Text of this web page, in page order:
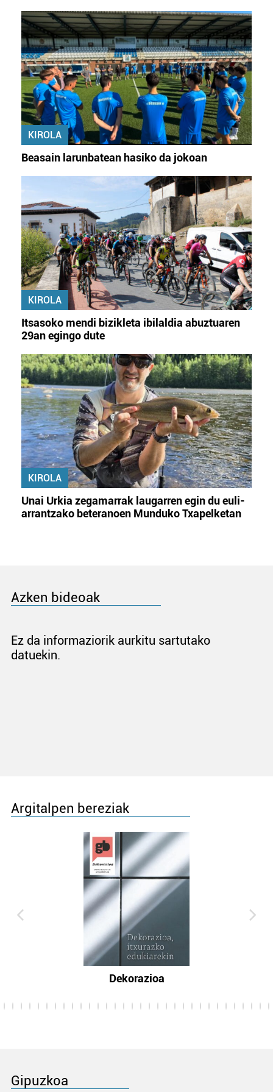
KIROLA
Beasain larunbatean hasiko da jokoan
KIROLA
Itsasoko mendi bizikleta ibilaldia abuztuaren
29an egingo dute
KIROLA
Unai Urkia zegamarrak laugarren egin du euli-
arrantzako beteranoen Munduko Txapelketan
Azken bideoak
Ez da informaziorik aurkitu sartutako
datuekin.
Argitalpen bereziak
Dekorazioa
Gipuzkoa